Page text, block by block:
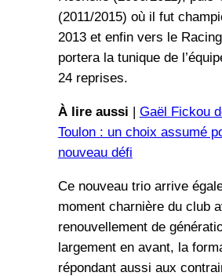
(2011/2015) où il fut
2013 et enfin vers le Racing
portera la tunique de
24 reprises.
À lire aussi | Gaël Fickou
Toulon : un choix assumé
nouveau défi
Ce nouveau trio arrive
moment charnière du club
renouvellement de
largement en avant, la
répondant aussi aux